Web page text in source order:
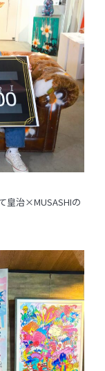
皇治×MUSASHIの